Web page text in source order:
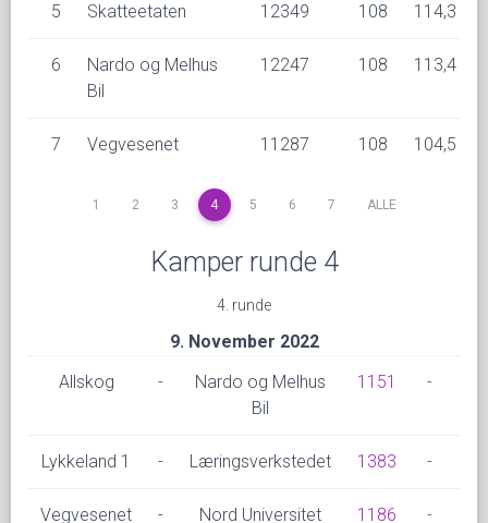
5 Skatteetaten 12349 108 114,3
6
Nardo og Melhus
Bil
12247 108 113,4
7 Vegvesenet 11287 108 104,5
1 2 3 4 5 6 7 ALLE
Kamper runde 4
4. runde
9. November 2022
Allskog
-
Nardo og Melhus
Bil
1151 -
Lykkeland 1 - Læringsverkstedet 1383 -
Vegvesenet - Nord Universitet 1186 -